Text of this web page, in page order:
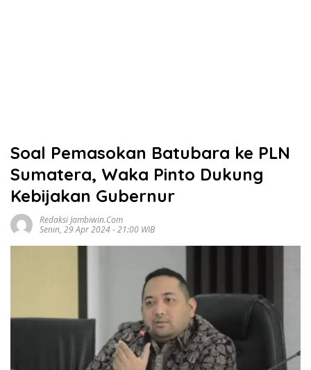
Soal Pemasokan Batubara ke PLN
Sumatera, Waka Pinto Dukung
Kebijakan Gubernur
Redaksi Jambiwin.com
Senin, 29 Apr 2024 - 21:00 WIB